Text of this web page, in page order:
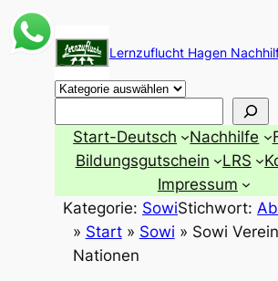
Zum
Inhalt
springen
Lernzuflucht Hagen
Start-Deutsch Nachhilfe
Bildungsgutschein
LRS
Impressum
Kategorie: SowiStichwort:
» Start» Sowi » Sowi
Nationen